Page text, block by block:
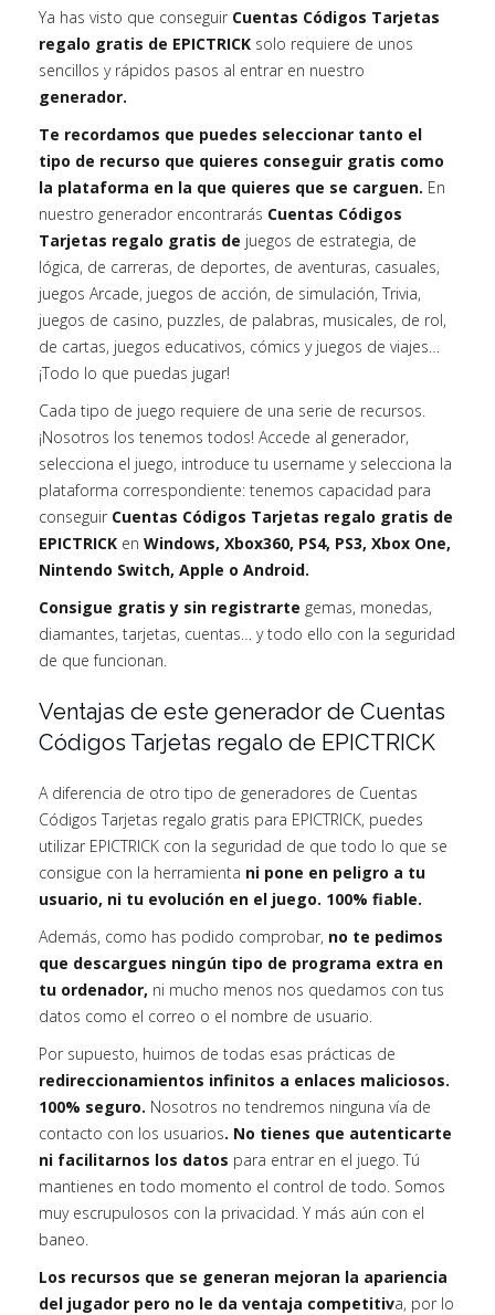
Ya has visto que conseguir Cuentas Códigos Tarjetas
regalo gratis de EPICTRICK solo requiere de unos
sencillos y rápidos pasos al entrar en nuestro
generador.
Te recordamos que puedes seleccionar tanto el
tipo de recurso que quieres conseguir gratis como
la plataforma en la que quieres que se carguen. En
nuestro generador encontrarás Cuentas Códigos
Tarjetas regalo gratis de juegos de estrategia, de
lógica, de carreras, de deportes, de aventuras, casuales,
juegos Arcade, juegos de acción, de simulación, Trivia,
juegos de casino, puzzles, de palabras, musicales, de rol,
de cartas, juegos educativos, cómics y juegos de viajes…
¡Todo lo que puedas jugar!
Cada tipo de juego requiere de una serie de recursos.
¡Nosotros los tenemos todos! Accede al generador,
selecciona el juego, introduce tu username y selecciona la
plataforma correspondiente: tenemos capacidad para
conseguir Cuentas Códigos Tarjetas regalo gratis de
EPICTRICK en Windows, Xbox360, PS4, PS3, Xbox One,
Nintendo Switch, Apple o Android.
Consigue gratis y sin registrarte gemas, monedas,
diamantes, tarjetas, cuentas… y todo ello con la seguridad
de que funcionan.
Ventajas de este generador de Cuentas
Códigos Tarjetas regalo de EPICTRICK
A diferencia de otro tipo de generadores de Cuentas
Códigos Tarjetas regalo gratis para EPICTRICK, puedes
utilizar EPICTRICK con la seguridad de que todo lo que se
consigue con la herramienta ni pone en peligro a tu
usuario, ni tu evolución en el juego. 100% fiable.
Además, como has podido comprobar, no te pedimos
que descargues ningún tipo de programa extra en
tu ordenador, ni mucho menos nos quedamos con tus
datos como el correo o el nombre de usuario.
Por supuesto, huimos de todas esas prácticas de
redireccionamientos infinitos a enlaces maliciosos.
100% seguro. Nosotros no tendremos ninguna vía de
contacto con los usuarios. No tienes que autenticarte
ni facilitarnos los datos para entrar en el juego. Tú
mantienes en todo momento el control de todo. Somos
muy escrupulosos con la privacidad. Y más aún con el
baneo.
Los recursos que se generan mejoran la apariencia
del jugador pero no le da ventaja competitiva, por lo